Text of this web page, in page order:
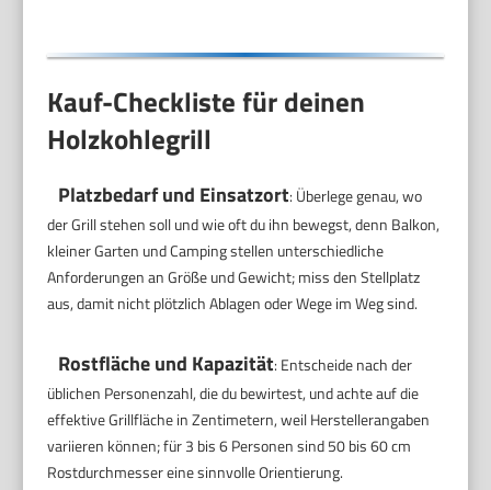
Kauf-Checkliste für deinen
Holzkohlegrill
Platzbedarf und Einsatzort: Überlege genau, wo
der Grill stehen soll und wie oft du ihn bewegst, denn Balkon,
kleiner Garten und Camping stellen unterschiedliche
Anforderungen an Größe und Gewicht; miss den Stellplatz
aus, damit nicht plötzlich Ablagen oder Wege im Weg sind.
Rostfläche und Kapazität: Entscheide nach der
üblichen Personenzahl, die du bewirtest, und achte auf die
effektive Grillfläche in Zentimetern, weil Herstellerangaben
variieren können; für 3 bis 6 Personen sind 50 bis 60 cm
Rostdurchmesser eine sinnvolle Orientierung.